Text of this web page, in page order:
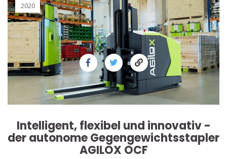
2020
Intelligent, flexibel und innovativ -
der autonome Gegengewichtsstapler
AGILOX OCF